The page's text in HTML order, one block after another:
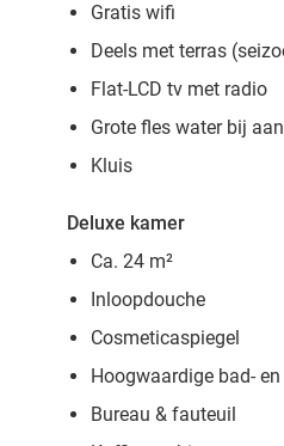
Gratis wifi
Deels met terras
Flat-LCD tv met radio
Grote fles water bij
Kluis
Deluxe kamer
Ca. 24 m²
Inloopdouche
Cosmeticaspiegel
Hoogwaardige bad-
Bureau & fauteuil